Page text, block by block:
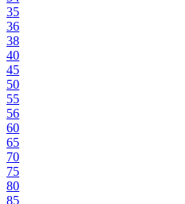
35
36
38
40
45
50
55
56
60
65
70
75
80
85